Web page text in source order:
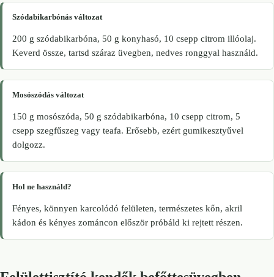
Szódabikarbónás változat
200 g szódabikarbóna, 50 g konyhasó, 10 csepp citrom illóolaj.
Keverd össze, tartsd száraz üvegben, nedves ronggyal használd.
Mosószódás változat
150 g mosószóda, 50 g szódabikarbóna, 10 csepp citrom, 5
csepp szegfűszeg vagy teafa. Erősebb, ezért gumikesztyűvel
dolgozz.
Hol ne használd?
Fényes, könnyen karcolódó felületen, természetes kőn, akril
kádon és kényes zománcon először próbáld ki rejtett részen.